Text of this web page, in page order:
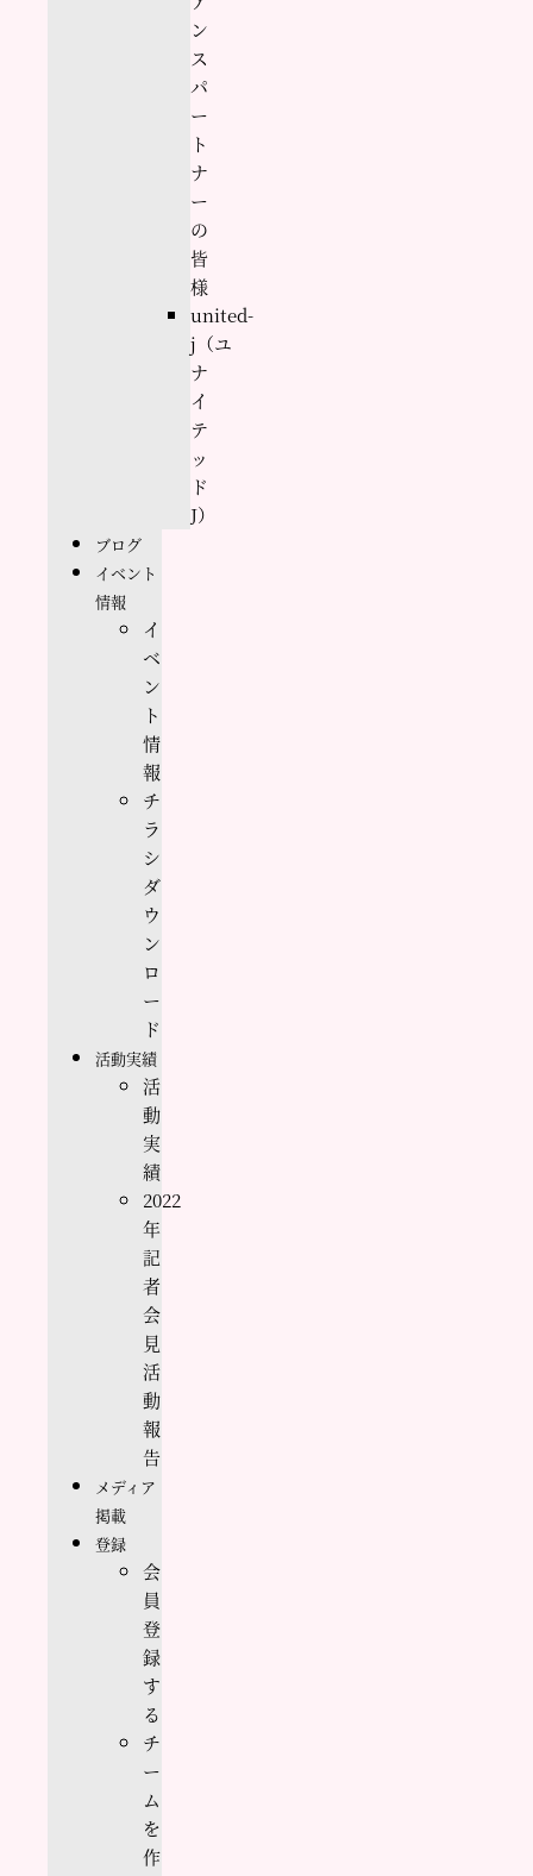
ン
ス
パ
ー
ト
ナ
ー
の
皆
様
united-
j（ユ
ナ
イ
テ
ッ
ド
J）
ブログ
イベント
情報
イ
ベ
ン
ト
情
報
チ
ラ
シ
ダ
ウ
ン
ロ
ー
ド
活動実績
活
動
実
績
2022
年
記
者
会
見
活
動
報
告
メディア
掲載
登録
会
員
登
録
す
る
チ
ー
ム
を
作